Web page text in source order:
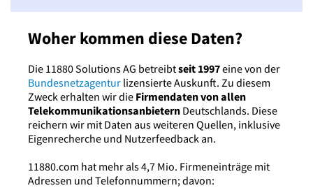
Woher kommen diese Daten?
Die 11880 Solutions AG betreibtseit 1997eine von der
Bundesnetzagentur lizensierte Auskunft. Zu diesem
Zweck erhalten wir die Firmendaten von allen
Telekommunikationsanbietern Deutschlands. Diese
reichern wir mit Daten aus weiteren Quellen, inklusive
Eigenrecherche und Nutzerfeedback an.
11880.com hat mehr als 4,7 Mio. Firmeneinträge mit
Adressen und Telefonnummern; davon: